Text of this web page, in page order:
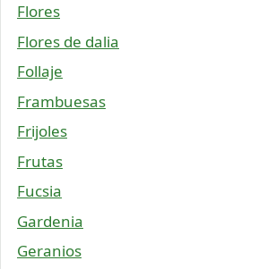
Flores
Flores de dalia
Follaje
Frambuesas
Frijoles
Frutas
Fucsia
Gardenia
Geranios